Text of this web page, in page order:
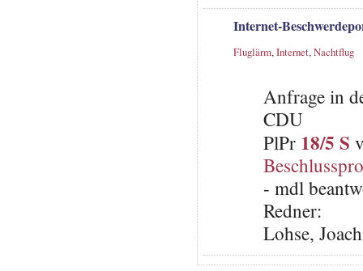
Internet-
Fluglärm,Internet,Nachtflug
Anfrage in
CDU
PlPr 18/5 S
- mdl
Redner:
Lohse,